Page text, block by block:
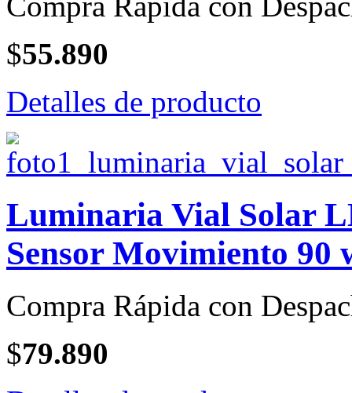
$55.890
Detalles de producto
Luminaria Vial Solar
Sensor Movimiento
Compra Rápida con
$79.890